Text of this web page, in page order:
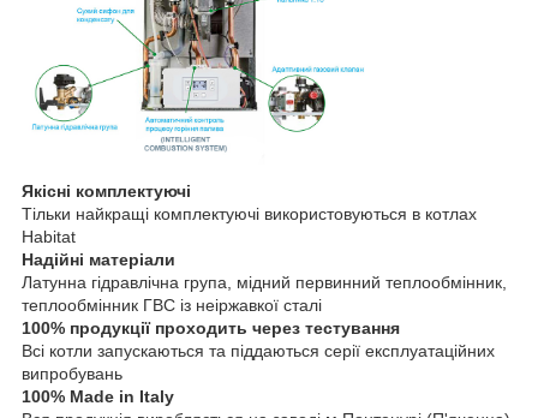
Якісні комплектуючі
Тільки найкращі комплектуючі використовуються в котлах
Habitat
Надійні матеріали
Латунна гідравлічна група, мідний первинний теплообмінник,
теплообмінник ГВС із неіржавкої сталі
100% продукції проходить через тестування
Всі котли запускаються та піддаються серії експлуатаційних
випробувань
100% Made in Italy